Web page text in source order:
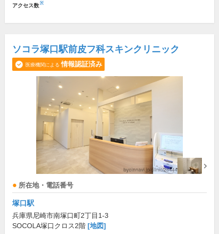
アクセス数※
ソコラ塚口駅前皮フ科スキンクリニック
医療機関による 情報認証済み
所在地・電話番号
塚口駅
兵庫県尼崎市南塚口町2丁目1-3
SOCOLA塚口クロス2階 [地図]